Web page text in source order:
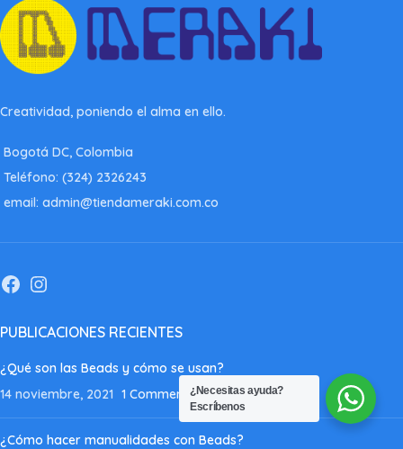
Creatividad, poniendo el alma en ello.
Bogotá DC, Colombia
Teléfono: (324) 2326243
email: admin@tiendameraki.com.co
PUBLICACIONES RECIENTES
¿Qué son las Beads y cómo se usan?
14 noviembre, 2021 1 Comment
¿Cómo hacer manualidades con Beads?
¿Necesitas ayuda?
Escríbenos